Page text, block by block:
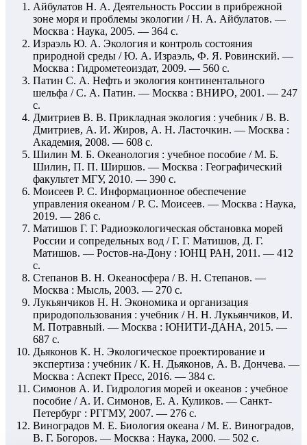
Айбулатов Н. А. Деятельность России в прибрежной
зоне моря и проблемы экологии / Н. А. Айбулатов. —
Москва : Наука, 2005. — 364 с.
Израэль Ю. А. Экология и контроль состояния
природной среды / Ю. А. Израэль, Ф. Я. Ровинский. —
Москва : Гидрометеоиздат, 2009. — 560 с.
Патин С. А. Нефть и экология континентального
шельфа / С. А. Патин. — Москва : ВНИРО, 2001. — 247
с.
Дмитриев В. В. Прикладная экология : учебник / В. В.
Дмитриев, А. И. Жиров, А. Н. Ласточкин. — Москва :
Академия, 2008. — 608 с.
Шилин М. Б. Океанология : учебное пособие / М. Б.
Шилин, П. П. Ширшов. — Москва : Географический
факультет МГУ, 2010. — 390 с.
Моисеев Р. С. Информационное обеспечение
управления океаном / Р. С. Моисеев. — Москва : Наука,
2019. — 286 с.
Матишов Г. Г. Радиоэкологическая обстановка морей
России и сопредельных вод / Г. Г. Матишов, Д. Г.
Матишов. — Ростов-на-Дону : ЮНЦ РАН, 2011. — 412
с.
Степанов В. Н. Океаносфера / В. Н. Степанов. —
Москва : Мысль, 2003. — 270 с.
Лукьянчиков Н. Н. Экономика и организация
природопользования : учебник / Н. Н. Лукьянчиков, И.
М. Потравный. — Москва : ЮНИТИ-ДАНА, 2015. —
687 с.
Дьяконов К. Н. Экологическое проектирование и
экспертиза : учебник / К. Н. Дьяконов, А. В. Дончева. —
Москва : Аспект Пресс, 2016. — 384 с.
Симонов А. И. Гидрология морей и океанов : учебное
пособие / А. И. Симонов, Е. А. Куликов. — Санкт-
Петербург : РГГМУ, 2007. — 276 с.
Виноградов М. Е. Биология океана / М. Е. Виноградов,
В. Г. Богоров. — Москва : Наука, 2000. — 502 с.